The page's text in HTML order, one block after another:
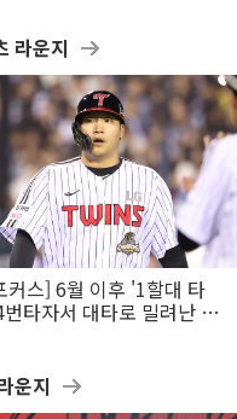
라운지
커스] 6월 이후 '1할대 타
타자서 대타로 밀려난 LG
운지